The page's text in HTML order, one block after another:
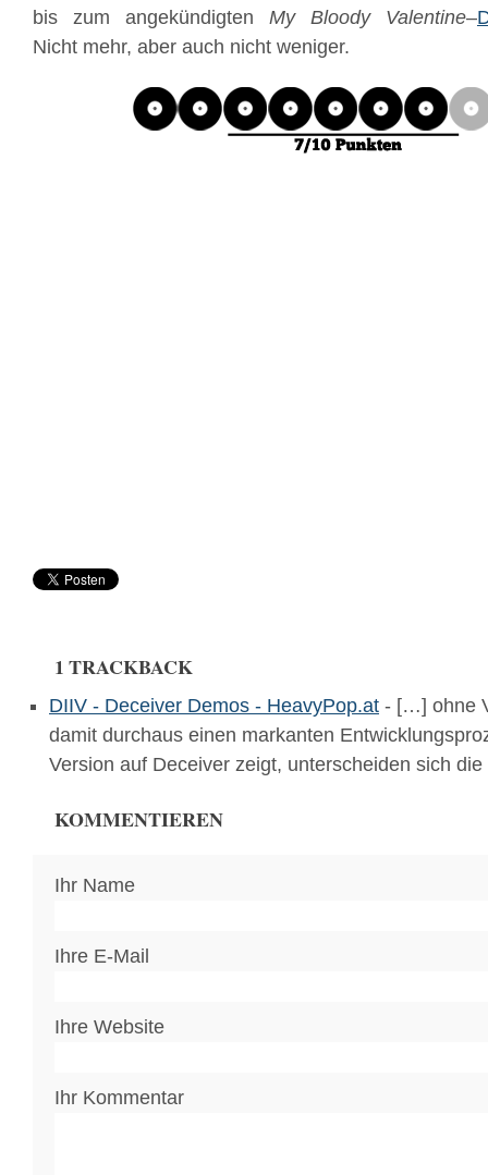
bis zum angekündigten My Bloody Valentine–
Nicht mehr, aber auch nicht weniger.
1 TRACKBACK
DIIV - Deceiver Demos - HeavyPop.at - […] ohne
damit durchaus einen markanten
Version auf Deceiver zeigt, unterscheiden sich
KOMMENTIEREN
Ihr Name
Ihre E-Mail
Ihre Website
Ihr Kommentar